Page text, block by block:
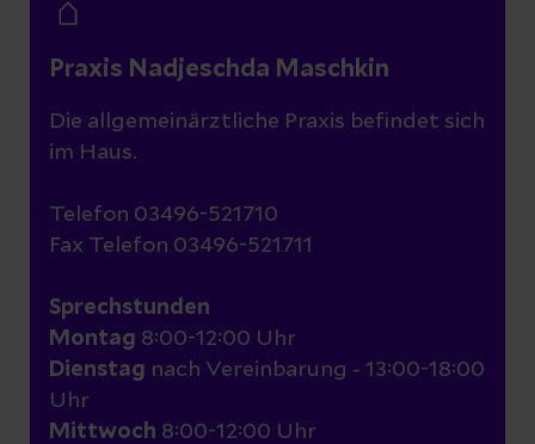
eröffnet. Es ist das erste Krankenhaus in
der Stadt.
1872
Umwandlung des städtischen
Fertigstellung des "Blauen Hauses".
2010 - 2012
Neubau Klinik:
2010 - Fertigstellung 1. Bauabschnitt des
medizinischen Abteilungen.
Verantwortlichkeiten.
besonderem Feingefühl um Sie, um Ihren
möglich zu gestalten. Hier stellt sich
Praxis Nadjeschda Maschkin
Die allgemeinärztliche Praxis befindet sich
im Haus.
Telefon 03496-521710
Fax Telefon 03496-521711
Sprechstunden
Montag 8:00-12:00 Uhr
Dienstag nach Vereinbarung - 13:00-18:00
Uhr
Mittwoch 8:00-12:00 Uhr